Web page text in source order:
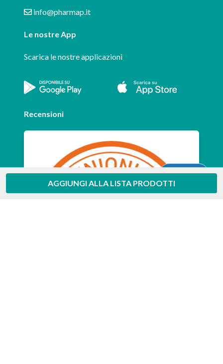
AGGIUNGI ALLA LISTA PRODOTTI
info@pharmap.it
Le nostre App
Scarica le nostre applicazioni
Recensioni
Aiuto